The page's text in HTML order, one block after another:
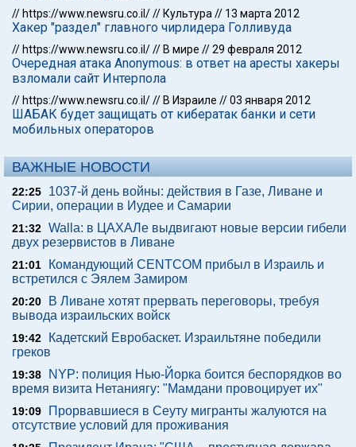
// https://www.newsru.co.il/// Культура // 13 марта 2012
Хакер "раздел" главного чирлидера Голливуда
// https://www.newsru.co.il/// В мире //29 февраля 2012
Очередная атака Anonymous: в ответ на аресты хакеры
взломали сайт Интерпола
// https://www.newsru.co.il/// В Израиле //03 января 2012
ШАБАК будет защищать от кибератак банки и сети
мобильных операторов
ВАЖНЫЕ НОВОСТИ
22:25
1037-й день войны: действия в Газе, Ливане и
Сирии, операции в Иудее и Самарии
21:32 Walla: в ЦАХАЛе выдвигают новые версии гибели
двух резервистов в Ливане
21:01
Командующий CENTCOM прибыл в Израиль и
встретился с Эялем Замиром
20:20
В Ливане хотят прервать переговоры, требуя
вывода израильских войск
19:42
Кадетский Евробаскет. Израильтяне победили
греков
19:38
NYP: полиция Нью-Йорка боится беспорядков во
время визита Нетаниягу: "Мамдани провоцирует их"
19:09
Прорвавшиеся в Сеуту мигранты жалуются на
отсутствие условий для проживания